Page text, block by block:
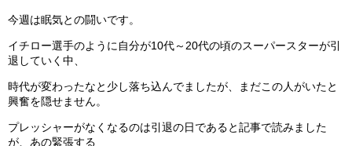
今週は眠気との闘いです。
イチロー選手のように自分が10代～20代の頃のスーパースターが引
退していく中、
時代が変わったなと少し落ち込んでましたが、まだこの人がいたと
興奮を隠せません。
プレッシャーがなくなるのは引退の日であると記事で読みました
が、あの緊張する